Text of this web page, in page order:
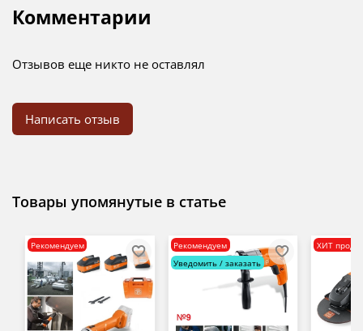
Комментарии
Отзывов еще никто не оставлял
Написать отзыв
Товары упомянутые в статье
Рекомендуем
Рекомендуем
Уведомить / заказать
ХИТ